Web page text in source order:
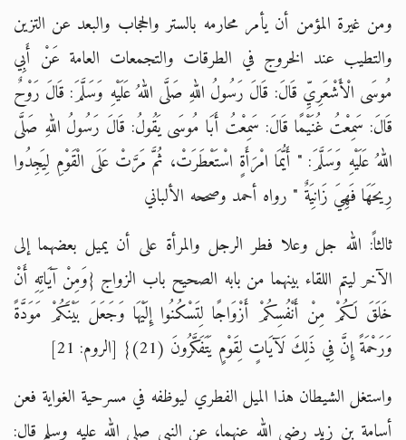
ومن غيرة المؤمن أن يأمر محارمه بالستر والحجاب والبعد عن التزين
والتطيب عند الخروج في الطرقات والتجمعات العامة عَنْ أَبِي
مُوسَى الْأَشْعَرِيِّ قَالَ: قَالَ رَسُولُ اللهِ صَلَّى اللهُ عَلَيْهِ وَسَلَّمَ: قَالَ رَوْحٌ
قَالَ: سَمِعْتُ غُنَيْمًا قَالَ: سَمِعْتُ أَبَا مُوسَى يَقُولُ: قَالَ رَسُولُ اللهِ صَلَّى
اللهُ عَلَيْهِ وَسَلَّمَ: " أَيُّمَا امْرَأَةٍ اسْتَعْطَرَتْ، ثُمَّ مَرَّتْ عَلَى الْقَوْمِ لِيَجِدُوا
رِيحَهَا فَهِيَ زَانِيَةٌ " رواه أحمد وصححه الألباني
ثالثاً: الله جل وعلا فطر الرجل والمرأة على أن يميل بعضهما إلى
الآخر ليتم اللقاء بينهما من بابه الصحيح باب الزواج {وَمِنْ آيَاتِهِ أَنْ
خَلَقَ لَكُمْ مِنْ أَنْفُسِكُمْ أَزْوَاجًا لِتَسْكُنُوا إِلَيْهَا وَجَعَلَ بَيْنَكُمْ مَوَدَّةً
وَرَحْمَةً إِنَّ فِي ذَلِكَ لَآيَاتٍ لِقَوْمٍ يَتَفَكَّرُونَ (21)} [الروم: 21]
واستغل الشيطان هذا الميل الفطري ليوظفه في مسرحية الغواية فعن
أسامة بن زيد رضي الله عنهما، عن النبي صلى الله عليه وسلم قال: